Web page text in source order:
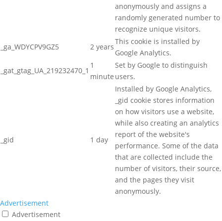
anonymously and assigns a
randomly generated number to
recognize unique visitors.
_ga_WDYCPV9GZ5
2 years
This cookie is installed by
Google Analytics.
_gat_gtag_UA_219232470_1
1
minute
Set by Google to distinguish
users.
_gid 1 day
Installed by Google Analytics,
_gid cookie stores information
on how visitors use a website,
while also creating an analytics
report of the website's
performance. Some of the data
that are collected include the
number of visitors, their source,
and the pages they visit
anonymously.
Advertisement
Advertisement